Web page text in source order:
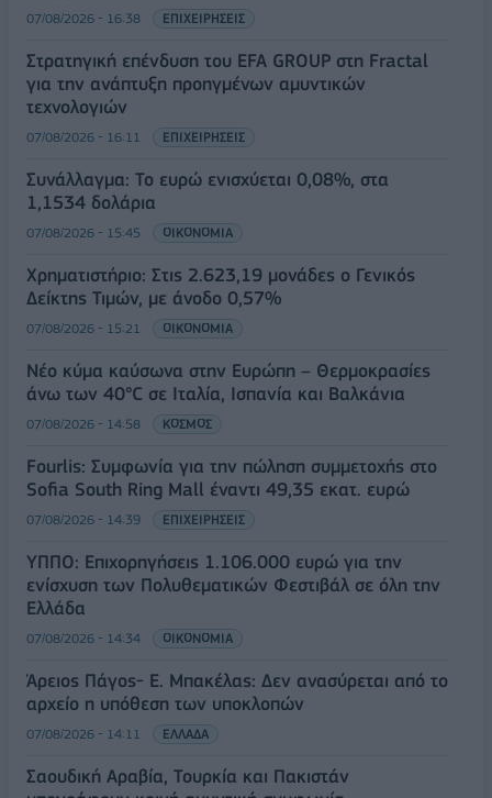
07/08/2026 - 16:38 ΕΠΙΧΕΙΡΗΣΕΙΣ
Στρατηγική επένδυση του EFA GROUP στη Fractal
για την ανάπτυξη προηγμένων αμυντικών
τεχνολογιών
07/08/2026 - 16:11 ΕΠΙΧΕΙΡΗΣΕΙΣ
Συνάλλαγμα: Το ευρώ ενισχύεται 0,08%, στα
1,1534 δολάρια
07/08/2026 - 15:45 ΟΙΚΟΝΟΜΙΑ
Χρηματιστήριο: Στις 2.623,19 μονάδες ο Γενικός
Δείκτης Τιμών, με άνοδο 0,57%
07/08/2026 - 15:21 ΟΙΚΟΝΟΜΙΑ
Νέο κύμα καύσωνα στην Ευρώπη – Θερμοκρασίες
άνω των 40°C σε Ιταλία, Ισπανία και Βαλκάνια
07/08/2026 - 14:58 ΚΟΣΜΟΣ
Fourlis: Συμφωνία για την πώληση συμμετοχής στο
Sofia South Ring Mall έναντι 49,35 εκατ. ευρώ
07/08/2026 - 14:39 ΕΠΙΧΕΙΡΗΣΕΙΣ
ΥΠΠΟ: Επιχορηγήσεις 1.106.000 ευρώ για την
ενίσχυση των Πολυθεματικών Φεστιβάλ σε όλη την
Ελλάδα
07/08/2026 - 14:34 ΟΙΚΟΝΟΜΙΑ
Άρειος Πάγος- Ε. Μπακέλας: Δεν ανασύρεται από το
αρχείο η υπόθεση των υποκλοπών
07/08/2026 - 14:11 ΕΛΛΑΔΑ
Σαουδική Αραβία, Τουρκία και Πακιστάν